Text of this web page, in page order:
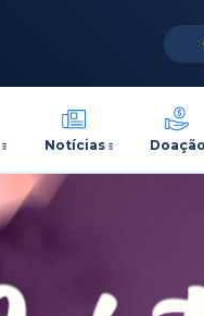
Notícias Doação